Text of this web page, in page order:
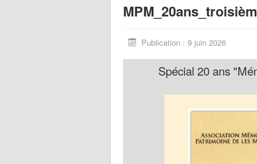
Publication : 9 juin 2026
Spécial 20 ans